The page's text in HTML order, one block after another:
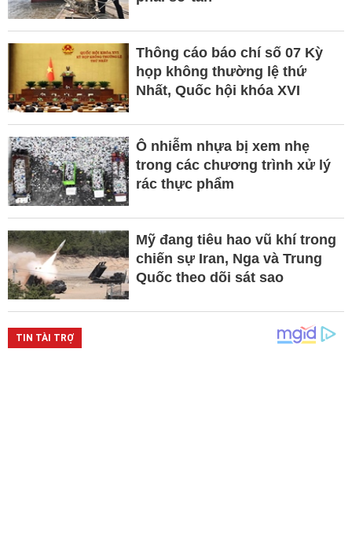
Thông cáo báo chí số 07 Kỳ
họp không thường lệ thứ
Nhất, Quốc hội khóa XVI
Ô nhiễm nhựa bị xem nhẹ
trong các chương trình xử lý
rác thực phẩm
Mỹ đang tiêu hao vũ khí trong
chiến sự Iran, Nga và Trung
Quốc theo dõi sát sao